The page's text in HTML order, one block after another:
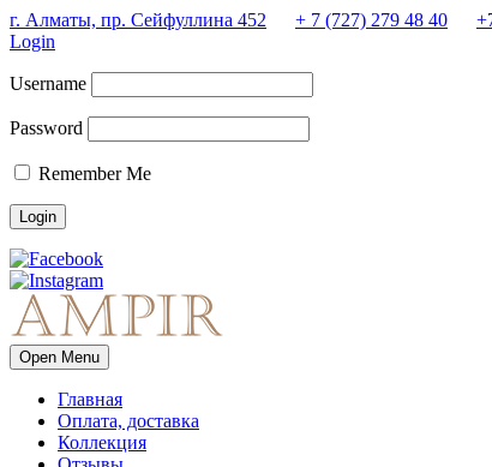
г. Алматы, пр. Сейфуллина 452 + 7 (727) 279 48 40
Login
Username
Password
Remember Me
Open Menu
Главная
Оплата, доставка
Коллекция